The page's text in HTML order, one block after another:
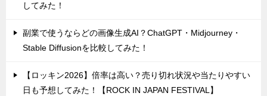
してみた！
副業で使うならどの画像生成AI？ChatGPT・Midjourney・
Stable Diffusionを比較してみた！
【ロッキン2026】倍率は高い？売り切れ状況や当たりやすい
日も予想してみた！【ROCK IN JAPAN FESTIVAL】